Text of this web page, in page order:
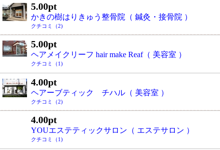
5.00pt
かきの樹はりきゅう整骨院（ 鍼灸・接骨院 ）
クチコミ（2)
5.00pt
ヘアメイクリーフ hair make Reaf（ 美容室 ）
クチコミ（1)
4.00pt
ヘアーブティック チハル（ 美容室 ）
クチコミ（2)
4.00pt
YOUエステティックサロン（ エステサロン ）
クチコミ（1)